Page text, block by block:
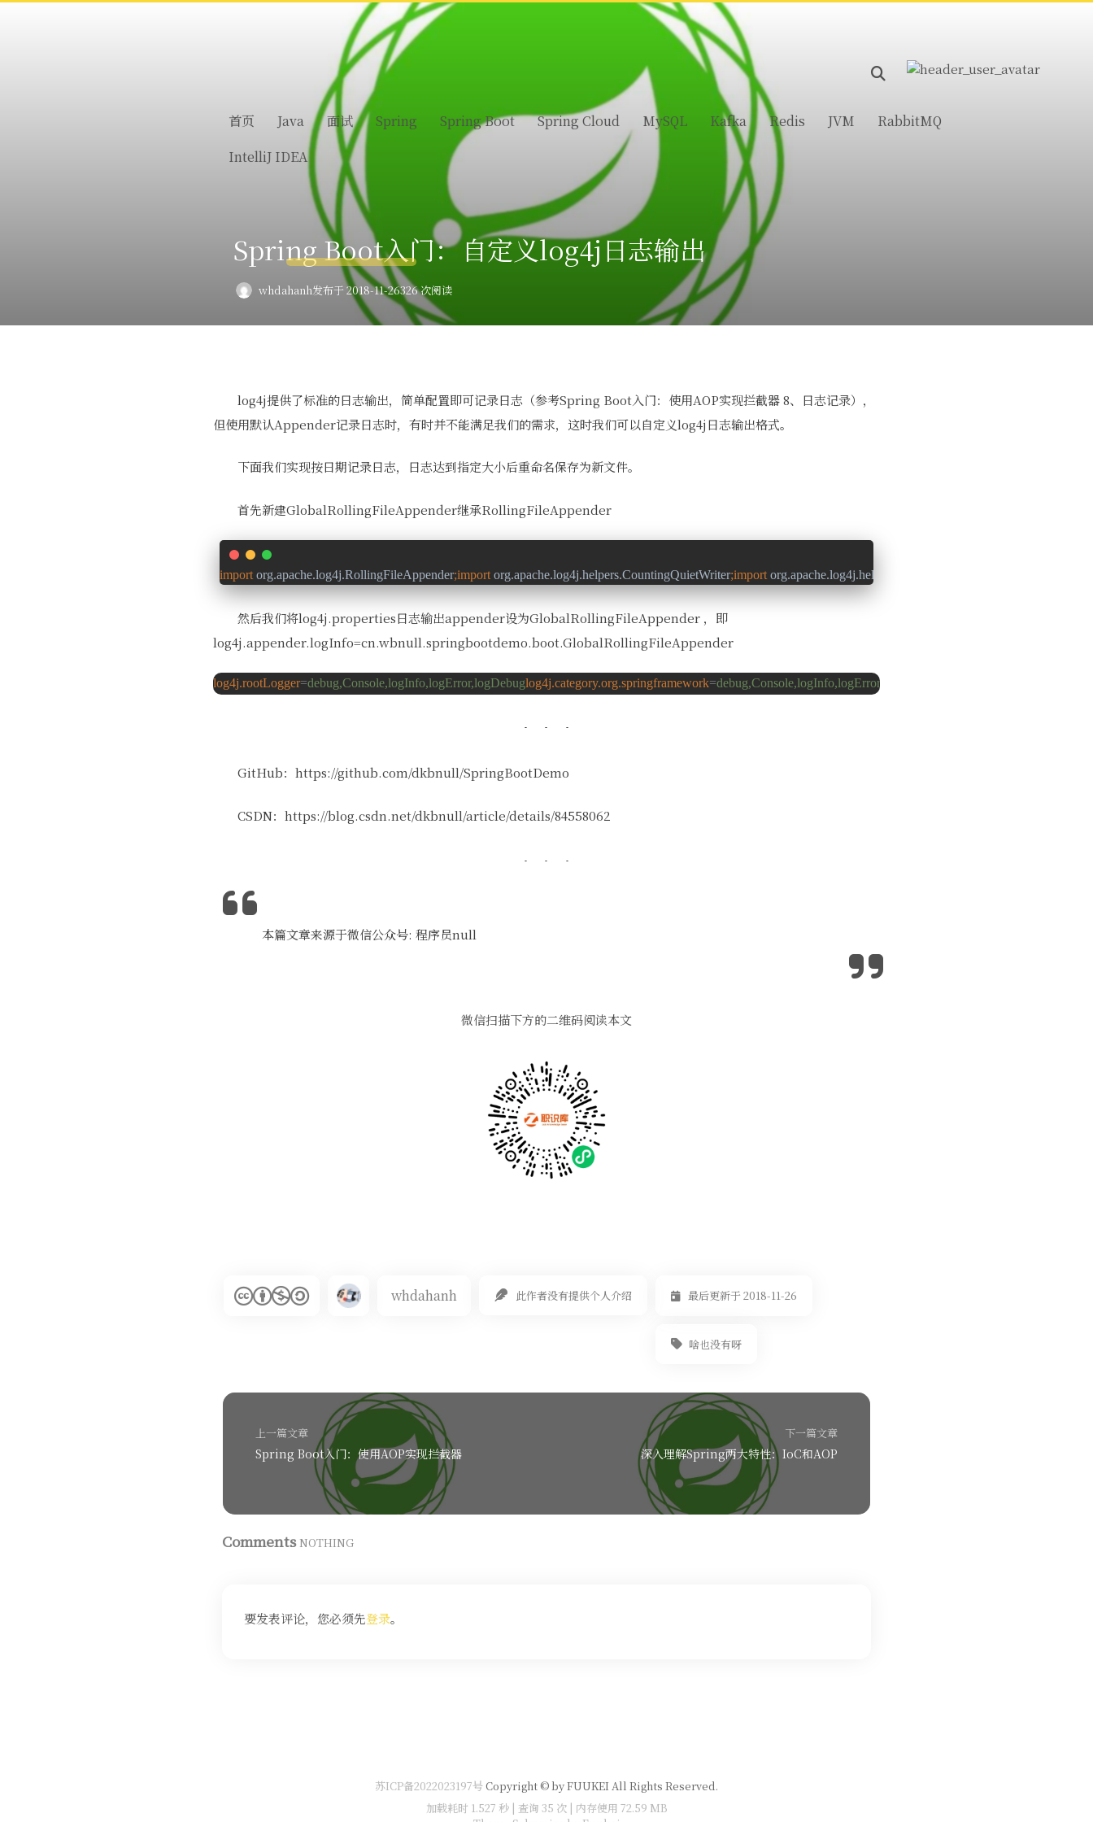
首页 Java 面试 Spring Spring Boot Spring Cloud MySQL Kafka Redis JVM
RabbitMQ
IntelliJ IDEA
Spring Boot入门：自定义log4j日志输出
whdahanh发布于 2018-11-26326 次阅读
log4j提供了标准的日志输出，简单配置即可记录日志（参考Spring Boot入门：使用AOP实现拦截器 8、日志记录），
但使用默认Appender记录日志时，有时并不能满足我们的需求，这时我们可以自定义log4j日志输出格式。
下面我们实现按日期记录日志，日志达到指定大小后重命名保存为新文件。
首先新建GlobalRollingFileAppender继承RollingFileAppender
import org.apache.log4j.RollingFileAppender;import org.apache.log4j.helpers.CountingQuietWriter;import org.apache.log4j.helpers.LogLog
然后我们将log4j.properties日志输出appender设为GlobalRollingFileAppender ，即
log4j.appender.logInfo=cn.wbnull.springbootdemo.boot.GlobalRollingFileAppender
log4j.rootLogger=debug,Console,logInfo,logError,logDebuglog4j.category.org.springframework=debug,Console,logInfo,logError,logDebug
GitHub：https://github.com/dkbnull/SpringBootDemo
CSDN：https://blog.csdn.net/dkbnull/article/details/84558062
本篇文章来源于微信公众号: 程序员null
微信扫描下方的二维码阅读本文
whdahanh 此作者没有提供个人介绍 最后更新于 2018-11-26
啥也没有呀
上一篇文章
Spring Boot入门：使用AOP实现拦截器
下一篇文章
深入理解Spring两大特性：IoC和AOP
Comments NOTHING
要发表评论，您必须先登录。
苏ICP备2022023197号Copyright © by FUUKEI All Rights Reserved.
加载耗时 1.527 秒 | 查询 35 次 | 内存使用 72.59 MB